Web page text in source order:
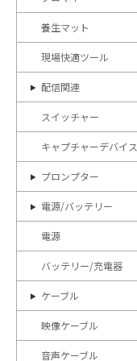
養生マット
現場快適ツール
配信関連
スイッチャー
キャプチャーデバイス
プロンプター
電源/バッテリー
電源
バッテリー/充電器
ケーブル
映像ケーブル
音声ケーブル